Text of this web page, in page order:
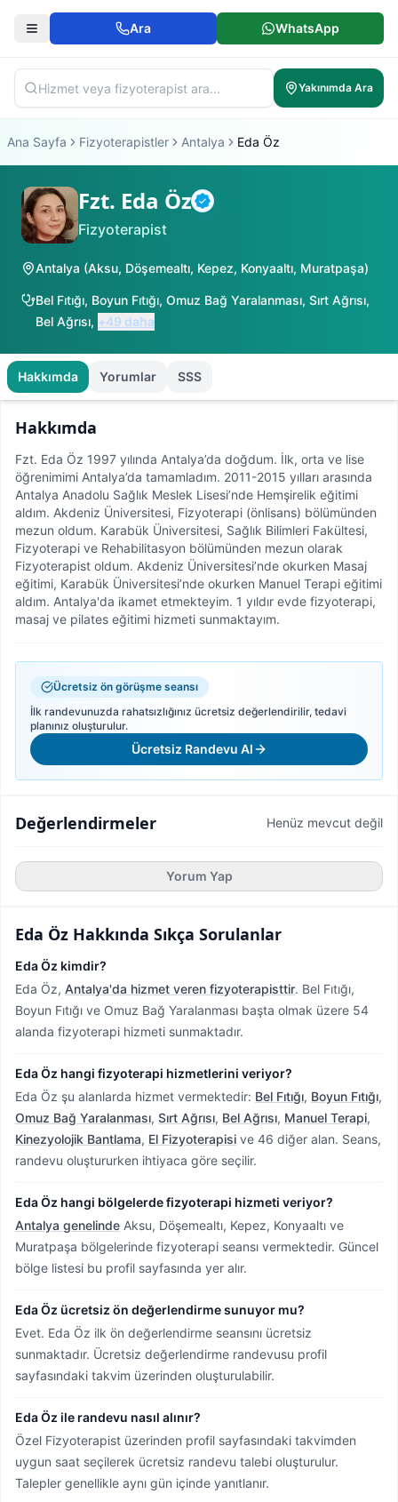
Ara WhatsApp
Yakınımda Ara
Ana Sayfa Fizyoterapistler Antalya Eda Öz
Fzt. Eda Öz Doğrulanmış
Fizyoterapist
Antalya (Aksu, Döşemealtı, Kepez, Konyaaltı, Muratpaşa)
Bel Fıtığı, Boyun Fıtığı, Omuz Bağ Yaralanması, Sırt Ağrısı,
Bel Ağrısı, +49 daha
Hakkımda Yorumlar SSS
Hakkımda
Fzt. Eda Öz 1997 yılında Antalya’da doğdum. İlk, orta ve lise
öğrenimimi Antalya’da tamamladım. 2011-2015 yılları arasında
Antalya Anadolu Sağlık Meslek Lisesi’nde Hemşirelik eğitimi
aldım. Akdeniz Üniversitesi, Fizyoterapi (önlisans) bölümünden
mezun oldum. Karabük Üniversitesi, Sağlık Bilimleri Fakültesi,
Fizyoterapi ve Rehabilitasyon bölümünden mezun olarak
Fizyoterapist oldum. Akdeniz Üniversitesi’nde okurken Masaj
eğitimi, Karabük Üniversitesi’nde okurken Manuel Terapi eğitimi
aldım. Antalya'da ikamet etmekteyim. 1 yıldır evde fizyoterapi,
masaj ve pilates eğitimi hizmeti sunmaktayım.
Ücretsiz ön görüşme seansı
İlk randevunuzda rahatsızlığınız ücretsiz değerlendirilir, tedavi
planınız oluşturulur.
Ücretsiz Randevu Al
Değerlendirmeler Henüz mevcut değil
Yorum Yap
Eda Öz Hakkında Sıkça Sorulanlar
Eda Öz kimdir?
Eda Öz, Antalya'da hizmet veren fizyoterapisttir. Bel Fıtığı,
Boyun Fıtığı ve Omuz Bağ Yaralanması başta olmak üzere 54
alanda fizyoterapi hizmeti sunmaktadır.
Eda Öz hangi fizyoterapi hizmetlerini veriyor?
Eda Öz şu alanlarda hizmet vermektedir: Bel Fıtığı, Boyun Fıtığı,
Omuz Bağ Yaralanması, Sırt Ağrısı, Bel Ağrısı, Manuel Terapi,
Kinezyolojik Bantlama, El Fizyoterapisi ve 46 diğer alan. Seans,
randevu oluştururken ihtiyaca göre seçilir.
Eda Öz hangi bölgelerde fizyoterapi hizmeti veriyor?
Antalya genelinde Aksu, Döşemealtı, Kepez, Konyaaltı ve
Muratpaşa bölgelerinde fizyoterapi seansı vermektedir. Güncel
bölge listesi bu profil sayfasında yer alır.
Eda Öz ücretsiz ön değerlendirme sunuyor mu?
Evet. Eda Öz ilk ön değerlendirme seansını ücretsiz
sunmaktadır. Ücretsiz değerlendirme randevusu profil
sayfasındaki takvim üzerinden oluşturulabilir.
Eda Öz ile randevu nasıl alınır?
Özel Fizyoterapist üzerinden profil sayfasındaki takvimden
uygun saat seçilerek ücretsiz randevu talebi oluşturulur.
Talepler genellikle aynı gün içinde yanıtlanır.